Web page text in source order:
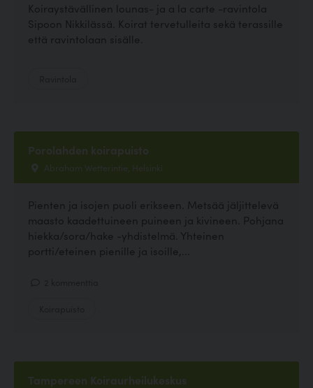
Koiraystävällinen lounas- ja a la carte -ravintola
Sipoon Nikkilässä. Koirat tervetulleita sekä terassille
että ravintolaan sisälle.
Porolahden koirapuisto
Abraham Wetterintie, Helsinki
Pienten ja isojen puoli erikseen. Metsää jäljittelevä
maasto kaadettuineen puineen ja kivineen. Pohjana
hiekka/sora/hake -yhdistelmä. Yhteinen
portti/eteinen pienille ja isoille,...
Tampereen Koiraurheilukeskus